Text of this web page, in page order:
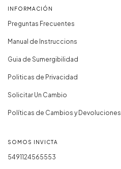
INFORMACIÓN
Preguntas Frecuentes
Manual de Instruccions
Guia de Sumergibilidad
Politicas de Privacidad
Solicitar Un Cambio
Políticas de Cambios y Devoluciones
SOMOS INVICTA
5491124565553